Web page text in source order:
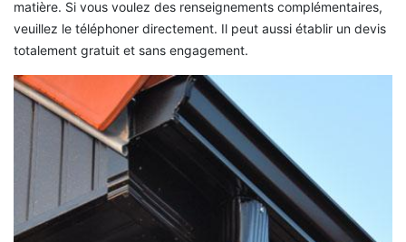
matière. Si vous voulez des renseignements complémentaires,
veuillez le téléphoner directement. Il peut aussi établir un devis
totalement gratuit et sans engagement.